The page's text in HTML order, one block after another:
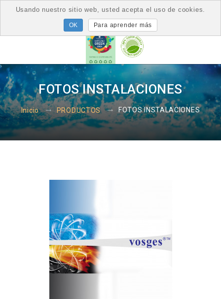
FOTOS INSTALACIONES
Inicio PRODUCTOS FOTOS INSTALACIONES
Usando nuestro sitio web, usted acepta el uso de cookies.
Para aprender más